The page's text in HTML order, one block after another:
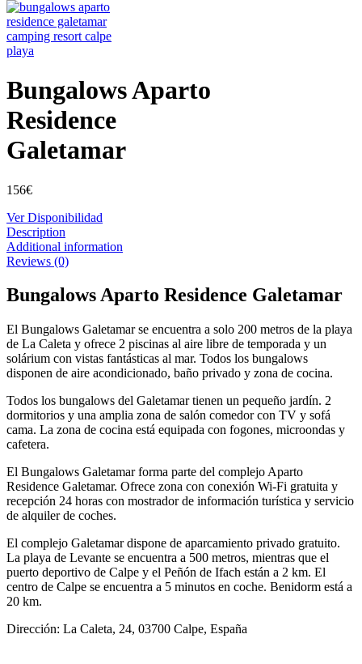
Bungalows Aparto
Residence
Galetamar
156€
Ver Disponibilidad
Description
Additional information
Reviews (0)
Bungalows Aparto Residence Galetamar
El Bungalows Galetamar se encuentra a solo 200 metros de la playa
de La Caleta y ofrece 2 piscinas al aire libre de temporada y un
solárium con vistas fantásticas al mar. Todos los bungalows
disponen de aire acondicionado, baño privado y zona de cocina.
Todos los bungalows del Galetamar tienen un pequeño jardín. 2
dormitorios y una amplia zona de salón comedor con TV y sofá
cama. La zona de cocina está equipada con fogones, microondas y
cafetera.
El Bungalows Galetamar forma parte del complejo Aparto
Residence Galetamar. Ofrece zona con conexión Wi-Fi gratuita y
recepción 24 horas con mostrador de información turística y servicio
de alquiler de coches.
El complejo Galetamar dispone de aparcamiento privado gratuito.
La playa de Levante se encuentra a 500 metros, mientras que el
puerto deportivo de Calpe y el Peñón de Ifach están a 2 km. El
centro de Calpe se encuentra a 5 minutos en coche. Benidorm está a
20 km.
Dirección: La Caleta, 24, 03700 Calpe, España